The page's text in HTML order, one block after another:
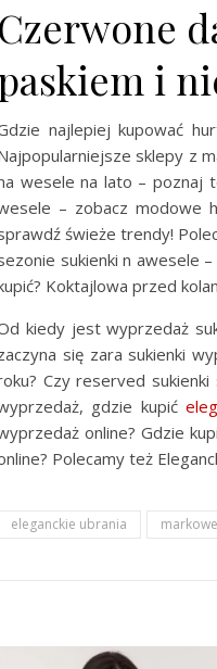
Czerwone
i
najlepiej kupować
sklepy z
wesele na lato – poznaj
– zobacz modowe
świeże trendy!
sukienki n awesele
Koktajlowa przed
kiedy jest wyprzedaż
się zara sukienki
Czy reserved
gdzie kupić
online? Gdzie
Polecamy też
eleganckie ubrania